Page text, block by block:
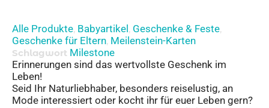
Alle Produkte, Babyartikel , Geschenke & Feste,
Geschenke für Eltern, Meilenstein-Karten
Schlagwort Milestone
Erinnerungen sind das wertvollste Geschenk im
Leben!
Seid Ihr Naturliebhaber, besonders reiselustig, an
Mode interessiert oder kocht ihr für euer Leben gern?